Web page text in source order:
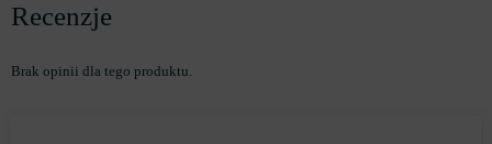
Recenzje
Brak opinii dla tego produktu.